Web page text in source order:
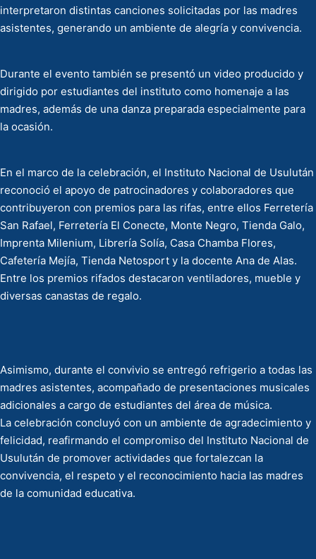
interpretaron distintas canciones solicitadas por las madres
asistentes, generando un ambiente de alegría y convivencia.
Durante el evento también se presentó un video producido y
dirigido por estudiantes del instituto como homenaje a las
madres, además de una danza preparada especialmente para
la ocasión.
En el marco de la celebración, el Instituto Nacional de Usulután
reconoció el apoyo de patrocinadores y colaboradores que
contribuyeron con premios para las rifas, entre ellos Ferretería
San Rafael, Ferretería El Conecte, Monte Negro, Tienda Galo,
Imprenta Milenium, Librería Solía, Casa Chamba Flores,
Cafetería Mejía, Tienda Netosport y la docente Ana de Alas.
Entre los premios rifados destacaron ventiladores, mueble y
diversas canastas de regalo.
Asimismo, durante el convivio se entregó refrigerio a todas las
madres asistentes, acompañado de presentaciones musicales
adicionales a cargo de estudiantes del área de música.
La celebración concluyó con un ambiente de agradecimiento y
felicidad, reafirmando el compromiso del Instituto Nacional de
Usulután de promover actividades que fortalezcan la
convivencia, el respeto y el reconocimiento hacia las madres
de la comunidad educativa.